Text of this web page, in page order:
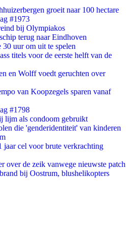
groeit naar 100 hectare
#1973
bij Olympiakos
terug naar Eindhoven
uur om uit te spelen
titels voor de eerste helft van de
en Wolff voedt geruchten over
van Koopzegels sparen vanaf
#1798
lijm als condoom gebruikt
die 'genderidentiteit' van kinderen
jaar cel voor brute verkrachting
over de zeik vanwege nieuwste patch
bij Oostrum, blushelikopters